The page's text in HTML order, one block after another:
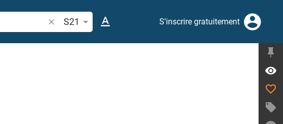
Recherche d'un verset biblique ou mot
S21 S'inscrire gratuitement